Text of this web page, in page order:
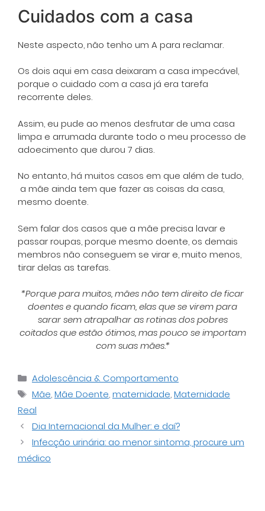
Cuidados com a casa
Neste aspecto, não tenho um A para reclamar.
Os dois aqui em casa deixaram a casa impecável,
porque o cuidado com a casa já era tarefa
recorrente deles.
Assim, eu pude ao menos desfrutar de uma casa
limpa e arrumada durante todo o meu processo de
adoecimento que durou 7 dias.
No entanto, há muitos casos em que além de tudo,
a mãe ainda tem que fazer as coisas da casa,
mesmo doente.
Sem falar dos casos que a mãe precisa lavar e
passar roupas, porque mesmo doente, os demais
membros não conseguem se virar e, muito menos,
tirar delas as tarefas.
*Porque para muitos, mães não tem direito de ficar
doentes e quando ficam, elas que se virem para
sarar sem atrapalhar as rotinas dos pobres
coitados que estão ótimos, mas pouco se importam
com suas mães.*
Categorias
Adolescência & Comportamento
Tags
Mãe,Mãe Doente,maternidade,Maternidade
Real
Dia Internacional da Mulher: e daí?
Infecção urinária: ao menor sintoma, procure um
médico